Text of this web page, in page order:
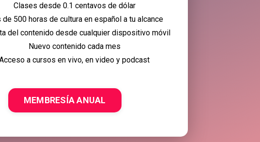
Clases desde 0.1 centavos de dólar
de 500 horas de cultura en español a tu alcance
del contenido desde cualquier dispositivo móvil
Nuevo contenido cada mes
a cursos en vivo, en video y podcast
MEMBRESÍA ANUAL